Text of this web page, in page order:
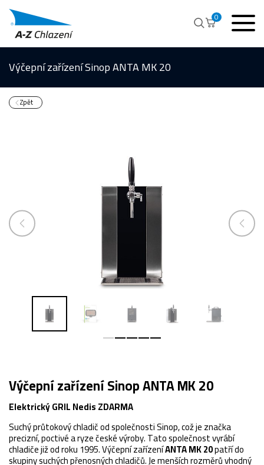
0
Výčepní zařízení Sinop ANTA MK 20
Zpět
Výčepní zařízení Sinop ANTA MK 20
Elektrický GRIL Nedis ZDARMA
Suchý průtokový chladič od společnosti Sinop, což je značka
precizní, poctivé a ryze české výroby. Tato společnost vyrábí
chladiče již od roku 1995. Výčepní zařízeníANTA MK 20patří do
skupiny suchých přenosných chladičů. Je menších rozměrů vhodný